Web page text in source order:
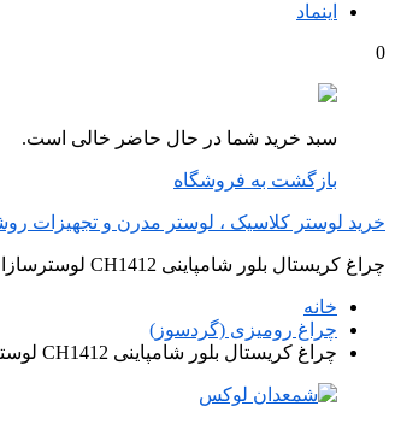
اینماد
0
سبد خرید شما در حال حاضر خالی است.
بازگشت به فروشگاه
خرید لوستر کلاسیک ، لوستر مدرن و تجهیزات
چراغ کریستال بلور شامپاینی CH1412 لوسترسازان
خانه
چراغ رومیزی (گردسوز)
چراغ کریستال بلور شامپاینی CH1412 لوسترسازان